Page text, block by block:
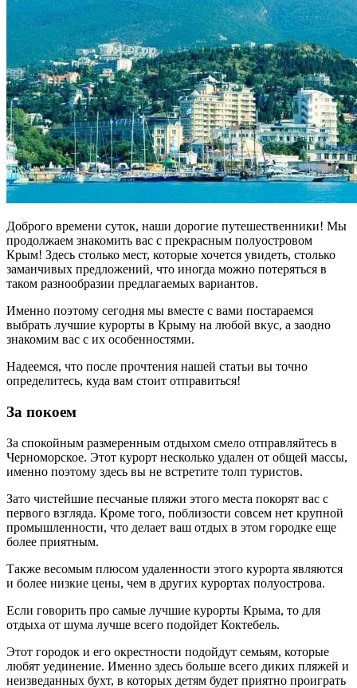
Доброго времени суток, наши дорогие путешественники! Мы
продолжаем знакомить вас с прекрасным полуостровом
Крым! Здесь столько мест, которые хочется увидеть, столько
заманчивых предложений, что иногда можно потеряться в
таком разнообразии предлагаемых вариантов.
Именно поэтому сегодня мы вместе с вами постараемся
выбрать лучшие курорты в Крыму на любой вкус, а заодно
знакомим вас с их особенностями.
Надеемся, что после прочтения нашей статьи вы точно
определитесь, куда вам стоит отправиться!
За покоем
За спокойным размеренным отдыхом смело отправляйтесь в
Черноморское. Этот курорт несколько удален от общей массы,
именно поэтому здесь вы не встретите толп туристов.
Зато чистейшие песчаные пляжи этого места покорят вас с
первого взгляда. Кроме того, поблизости совсем нет крупной
промышленности, что делает ваш отдых в этом городке еще
более приятным.
Также весомым плюсом удаленности этого курорта являются
и более низкие цены, чем в других курортах полуострова.
Если говорить про самые лучшие курорты Крыма, то для
отдыха от шума лучше всего подойдет Коктебель.
Этот городок и его окрестности подойдут семьям, которые
любят уединение. Именно здесь больше всего диких пляжей и
неизведанных бухт, в которых детям будет приятно проиграть